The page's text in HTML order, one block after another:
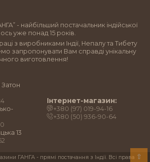
- найбільший постачальник індійської
уже понад 15 років.
з виробниками Індії, Непалу та Тибету
запропонувати Вам справді унікальну
виготовлення!
13
Інтернет-магазин:
+380 (97) 019-94-16
+380 (50) 936-90-64
ГАНГА - прямі постачання з Індії. Всі права ⇧